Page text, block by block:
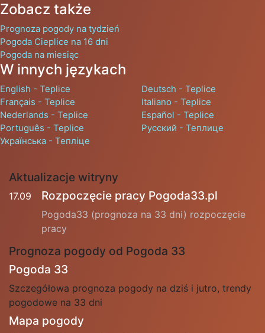
Zobacz także
Prognoza pogody na tydzień
Pogoda Cieplice na 16 dni
Pogoda na miesiąc
W innych językach
English - Teplice
Deutsch - Teplice
Français - Teplice
Italiano - Teplice
Nederlands - Teplice
Español - Teplice
Português - Teplice
Русский - Теплице
Українська - Тепліце
Aktualizacje witryny
17.09 Rozpoczęcie pracy Pogoda33.pl
Pogoda33 (prognoza na 33 dni) rozpoczęcie
pracy
Prognoza pogody od Pogoda 33
Pogoda 33
Szczegółowa prognoza pogody na dziś i jutro, trendy
pogodowe na 33 dni
Mapa pogody